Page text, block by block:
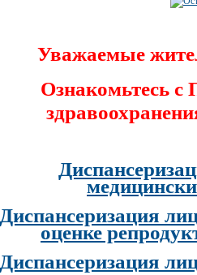
Уважаемые
Ознакомьтесь
Диспансеризация
оценке
Диспансеризация